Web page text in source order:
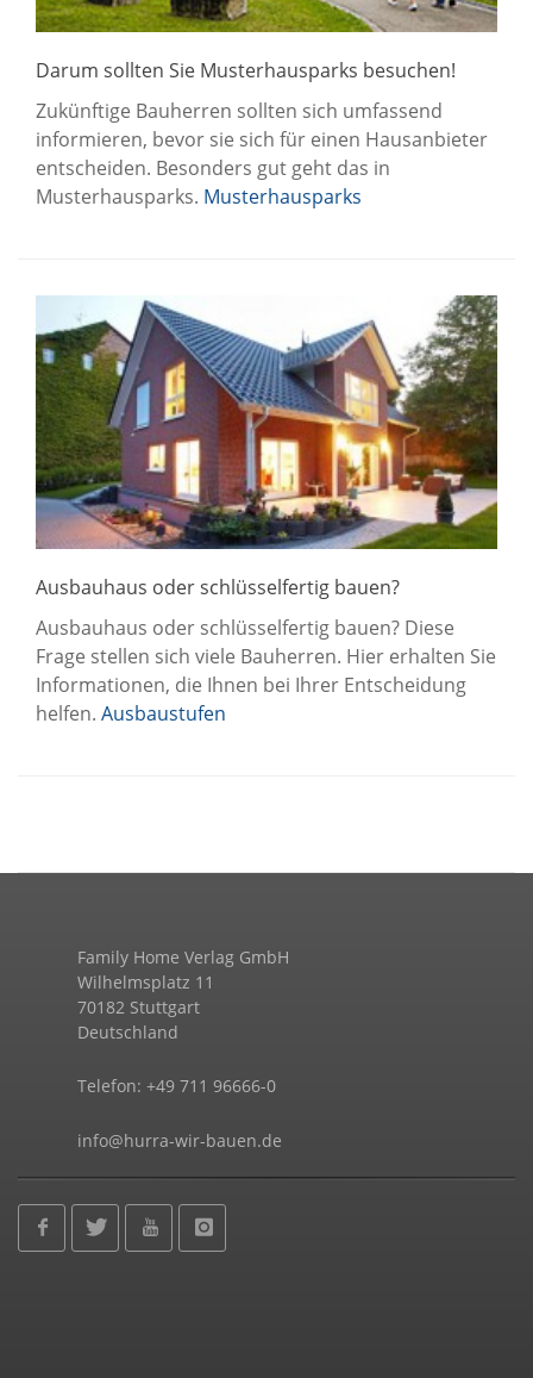
Darum sollten Sie Musterhausparks besuchen!
Zukünftige Bauherren sollten sich umfassend
informieren, bevor sie sich für einen Hausanbieter
entscheiden. Besonders gut geht das in
Musterhausparks. Musterhausparks
Ausbauhaus oder schlüsselfertig bauen?
Ausbauhaus oder schlüsselfertig bauen? Diese
Frage stellen sich viele Bauherren. Hier erhalten Sie
Informationen, die Ihnen bei Ihrer Entscheidung
helfen. Ausbaustufen
Family Home Verlag GmbH
Wilhelmsplatz 11
70182 Stuttgart
Deutschland
Telefon: +49 711 96666-0
info@hurra-wir-bauen.de